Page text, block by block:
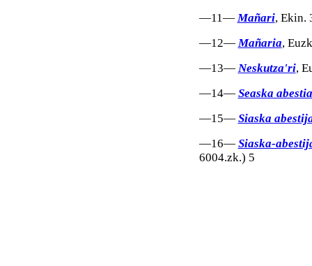
—11—Mañari, Ekin.
—12—Mañaria,
—13— Neskutza'ri,
—14— Seaska
—15— Siaska
—16— Siaska-
6004.zk.) 5